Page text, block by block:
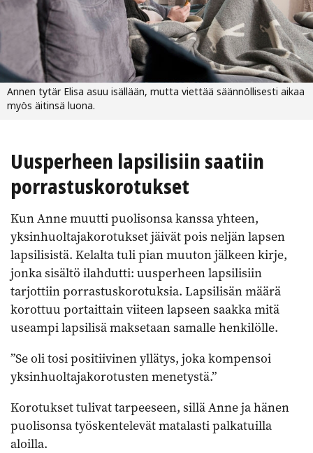
Annen tytär Elisa asuu isällään, mutta viettää säännöllisesti aikaa
myös äitinsä luona.
Uusperheen lapsilisiin saatiin
porrastuskorotukset
Kun Anne muutti puolisonsa kanssa yhteen,
yksinhuoltajakorotukset jäivät pois neljän lapsen
lapsilisistä. Kelalta tuli pian muuton jälkeen kirje,
jonka sisältö ilahdutti: uusperheen lapsilisiin
tarjottiin porrastuskorotuksia. Lapsilisän määrä
korottuu portaittain viiteen lapseen saakka mitä
useampi lapsilisä maksetaan samalle henkilölle.
”Se oli tosi positiivinen yllätys, joka kompensoi
yksinhuoltajakorotusten menetystä.”
Korotukset tulivat tarpeeseen, sillä Anne ja hänen
puolisonsa työskentelevät matalasti palkatuilla
aloilla.